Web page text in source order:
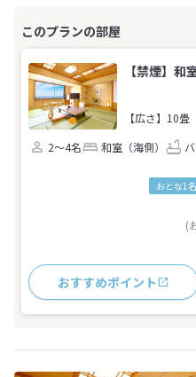
【禁煙】和
【広さ】10畳
2～4名
和室（海側）
おとな1名
(
おすすめポイント